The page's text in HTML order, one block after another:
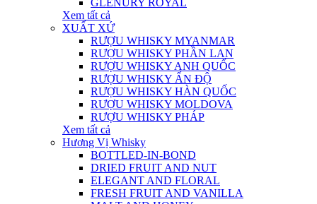
GLENURY ROYAL
Xem tất cả
XUẤT XỨ
RƯỢU WHISKY MYANMAR
RƯỢU WHISKY PHẦN LAN
RƯỢU WHISKY ANH QUỐC
RƯỢU WHISKY ẤN ĐỘ
RƯỢU WHISKY HÀN QUỐC
RƯỢU WHISKY MOLDOVA
RƯỢU WHISKY PHÁP
Xem tất cả
Hương Vị Whisky
BOTTLED-IN-BOND
DRIED FRUIT AND NUT
ELEGANT AND FLORAL
FRESH FRUIT AND VANILLA